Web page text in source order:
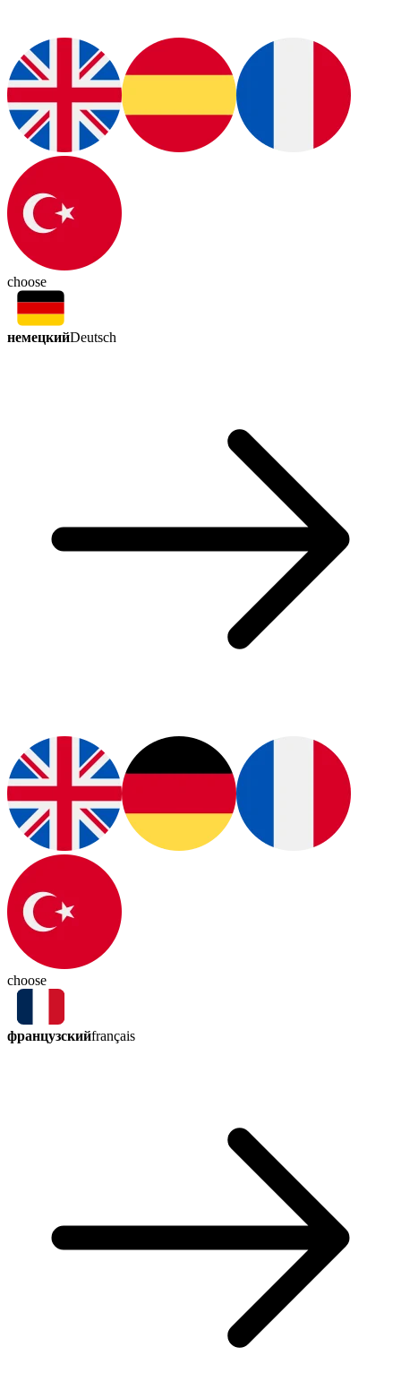
choose
немецкийDeutsch
choose
французскийfrançais